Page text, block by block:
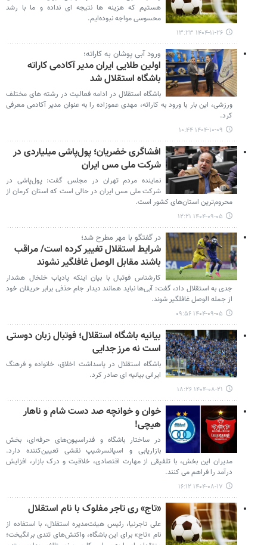
هستیم که هزینه ها نتیجه ای نداده و ما با رشد
محسوسی مواجه نبوده‌ایم.
۱۴۰۴-۱۱-۲۶ ۱۳:۲۳
ورود آبی پوشان به کاراته؛
اولین طلایی ایران مدیر آکادمی کاراته
باشگاه استقلال شد
باشگاه استقلال در ادامه فعالیت در رشته های مختلف
ورزشی، این بار با ورود به کاراته، مهدی عموزاده را به عنوان مدیر آکادمی معرفی
کرد.
۱۴۰۴-۱۰-۰۹ ۱۰:۴۴
افشاگری خضریان؛ پول‌پاشی میلیاردی در
شرکت ملی مس ایران
نماینده مردم تهران در مجلس گفت: پول‌پاشی در
شرکت ملی مس ایران در حالی است که استان کرمان از
محروم‌ترین استان‌های کشور است.
۱۴۰۴-۰۹-۰۵ ۱۲:۲۱
در گفتگو با مهر مطرح شد؛
شرایط استقلال تغییر کرده است/ مراقب
باشند مقابل الوصل غافلگیر نشوند
کارشناس فوتبال با بیان اینکه پادیاب خلخال هشدار
جدی به استقلال داد، گفت: آبی‌ها نباید همانند دیدار جام حذفی برابر حریفان خود
از جمله الوصل غافلگیر شوند.
۱۴۰۴-۰۹-۰۵ ۰۹:۵۶
بیانیه باشگاه استقلال؛ فوتبال زبان دوستی
است نه مرز جدایی
باشگاه استقلال در پاسداشت اخلاق، خانواده و فرهنگ
ایرانی بیانیه ای صادر کرد.
۱۴۰۴-۰۸-۲۱ ۱۸:۲۶
خوان و خوانچه صد دست شام و ناهار
هیچی!
در ساختار باشگاه‌ و فدراسیون‌های حرفه‌ای، بخش
بازاریابی و اسپانسرشیپ نقشی تعیین‌کننده دارد.
مدیران این بخش، با تلفیقی از مهارت اقتصادی، خلاقیت و درک بازار، افزایش
درآمد را فراهم می کنند.
۱۴۰۴-۰۸-۱۷ ۱۶:۱۲
«تاج» ری تاجر مفلوک با نام استقلال
علی تاجرنیا، رئیس هیئت‌مدیره استقلال، با استفاده از
نام «تاج» برای این باشگاه، واکنش‌های تندی برانگیخت؛